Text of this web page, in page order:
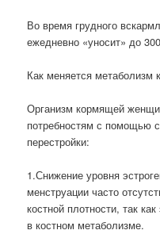
Во время грудного
ежедневно «уносит» до
Как меняется метаболизм
Организм кормящей
потребностям с помощью
перестройки:
1.Снижение уровня
менструации часто
костной плотности, так
в костном метаболизме.